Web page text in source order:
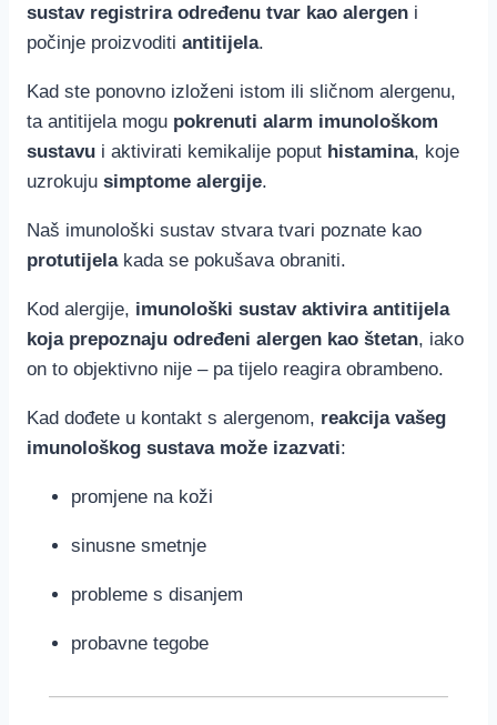
sustav registrira određenu tvar kao alergen i
počinje proizvoditi antitijela.
Kad ste ponovno izloženi istom ili sličnom alergenu,
ta antitijela mogu pokrenuti alarm imunološkom
sustavu i aktivirati kemikalije poput histamina, koje
uzrokuju simptome alergije.
Naš imunološki sustav stvara tvari poznate kao
protutijelakada se pokušava obraniti.
Kod alergije, imunološki sustav aktivira antitijela
koja prepoznaju određeni alergen kao štetan, iako
on to objektivno nije – pa tijelo reagira obrambeno.
Kad dođete u kontakt s alergenom, reakcija vašeg
imunološkog sustava može izazvati:
promjene na koži
sinusne smetnje
probleme s disanjem
probavne tegobe